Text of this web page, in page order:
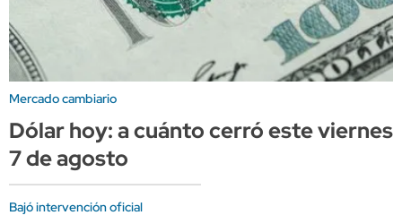
Mercado cambiario
Dólar hoy: a cuánto cerró este viernes
7 de agosto
Bajó intervención oficial